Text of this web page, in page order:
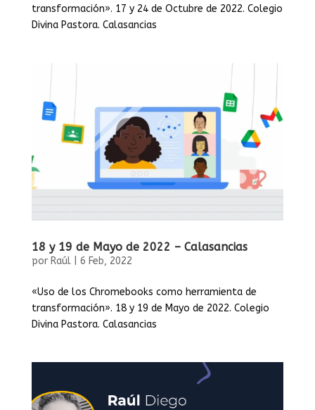
transformación». 17 y 24 de Octubre de 2022. Colegio
Divina Pastora. Calasancias
18 y 19 de Mayo de 2022 – Calasancias
por Raúl| 6 Feb, 2022
«Uso de los Chromebooks como herramienta de
transformación». 18 y 19 de Mayo de 2022. Colegio
Divina Pastora. Calasancias